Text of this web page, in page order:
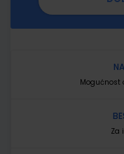
Mogućnost
Za